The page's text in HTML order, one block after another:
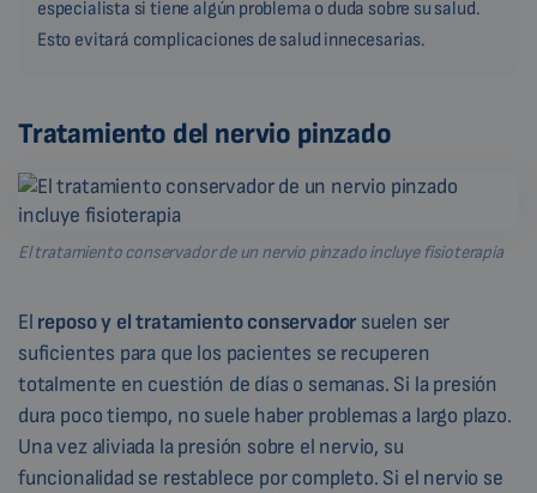
especialista si tiene algún problema o duda sobre su salud.
Esto evitará complicaciones de salud innecesarias.
Tratamiento del nervio pinzado
El tratamiento conservador de un nervio pinzado incluye fisioterapia
El reposo y el tratamiento conservador suelen ser
suficientes para que los pacientes se recuperen
totalmente en cuestión de días o semanas. Si la presión
dura poco tiempo, no suele haber problemas a largo plazo.
Una vez aliviada la presión sobre el nervio, su
funcionalidad se restablece por completo. Si el nervio se